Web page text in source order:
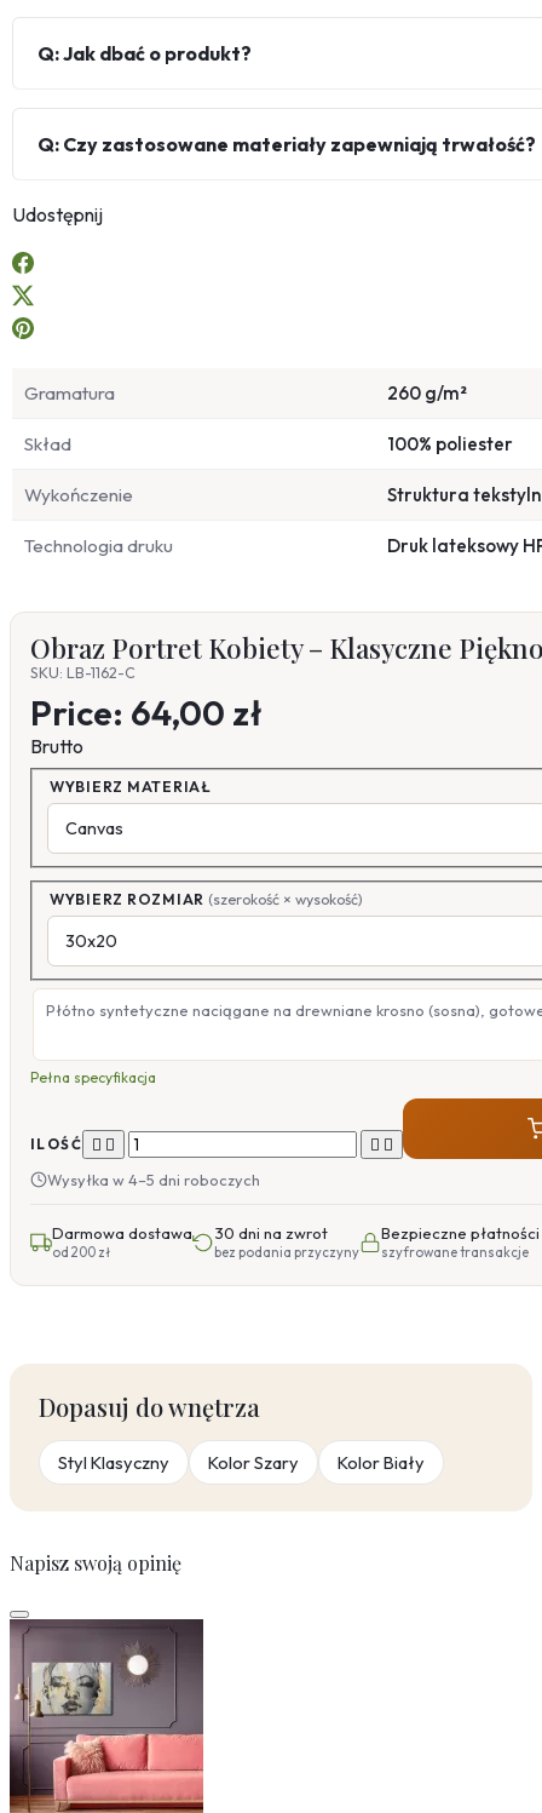
Q: Jak dbać o produkt?
Q: Czy zastosowane materiały zapewniają trwałość?
Udostępnij
Gramatura 260 g/m²
Skład 100% poliester
Wykończenie Struktura
Technologia druku Druk lateksowy
Obraz Portret Kobiety – Klasyczne
SKU: LB-1162-C
Price: 64,00 zł
Brutto
WYBIERZ MATERIAŁ
WYBIERZ ROZMIAR (szerokość × wysokość)
Płótno syntetyczne naciągane na drewniane krosno (sosna),
Pełna specyfikacja
ILOŚĆ    
Wysyłka w 4–5 dni roboczych
Darmowa dostawa
od 200 zł
30 dni na zwrot
bez podania przyczyny
Bezpieczne płatności
szyfrowane transakcje
Dopasuj do wnętrza
Styl Klasyczny Kolor Szary Kolor Biały
Napisz swoją opinię